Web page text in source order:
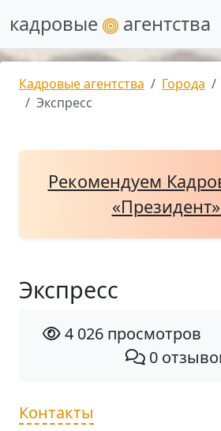
кадровые агентства
Кадровые агентства Города
Экспресс
Рекомендуем
Экспресс
4 026 просмотров
0
Контакты